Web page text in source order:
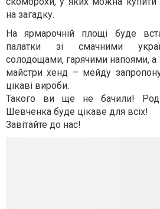
на загадку.
На ярмарочній площі буде
палатки зі смачними
солодощами, гарячими напоями, а
майстри хенд – мейду
цікаві вироби.
Такого ви ще не бачили!
Шевченка буде цікаве для всіх!
Завітайте до нас!